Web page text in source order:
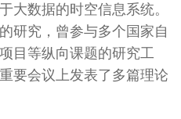
大数据的时空信息系统。
研究，曾参与多个国家自
目等纵向课题的研究工
要会议上发表了多篇理论